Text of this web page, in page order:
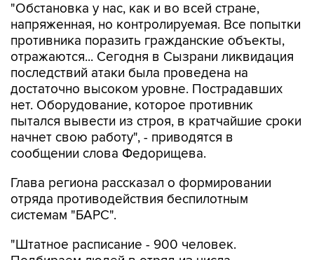
"Обстановка у нас, как и во всей стране,
напряженная, но контролируемая. Все попытки
противника поразить гражданские объекты,
отражаются... Сегодня в Сызрани ликвидация
последствий атаки была проведена на
достаточно высоком уровне. Пострадавших
нет. Оборудование, которое противник
пытался вывести из строя, в кратчайшие сроки
начнет свою работу", - приводятся в
сообщении слова Федорищева.
Глава региона рассказал о формировании
отряда противодействия беспилотным
системам "БАРС".
"Штатное расписание - 900 человек.